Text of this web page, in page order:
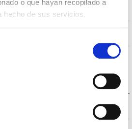
o que hayan recopilado a
hecho de sus servicios.
des couleurs 80
S19